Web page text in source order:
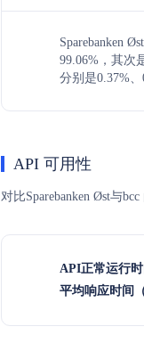
Sparebanken
99.06%，其次
分别是0.37%、
API 可用性
对比Sparebanken Øst与
API正常运行时
平均响应时间